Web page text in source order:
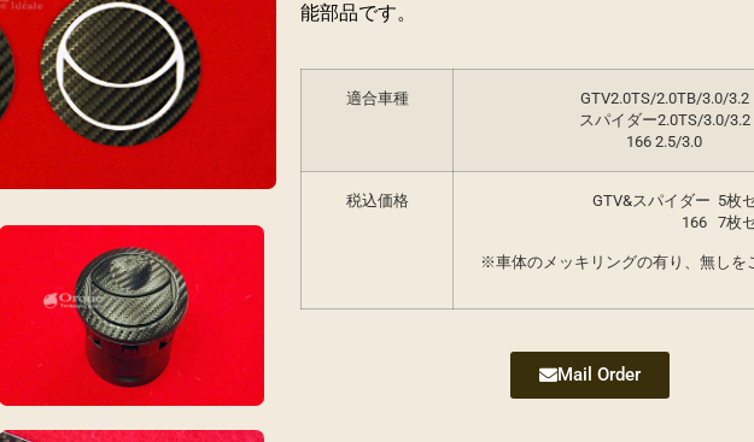
能部品です。
適合車種
GTV2.0TS/2.0TB/3.0/3.2
スパイダー2.0TS/3.0/3.2
166 2.5/3.0
税込価格 GTV&スパイダー 5枚
166 7枚
※車体のメッキリングの有り、無しを
Mail Order